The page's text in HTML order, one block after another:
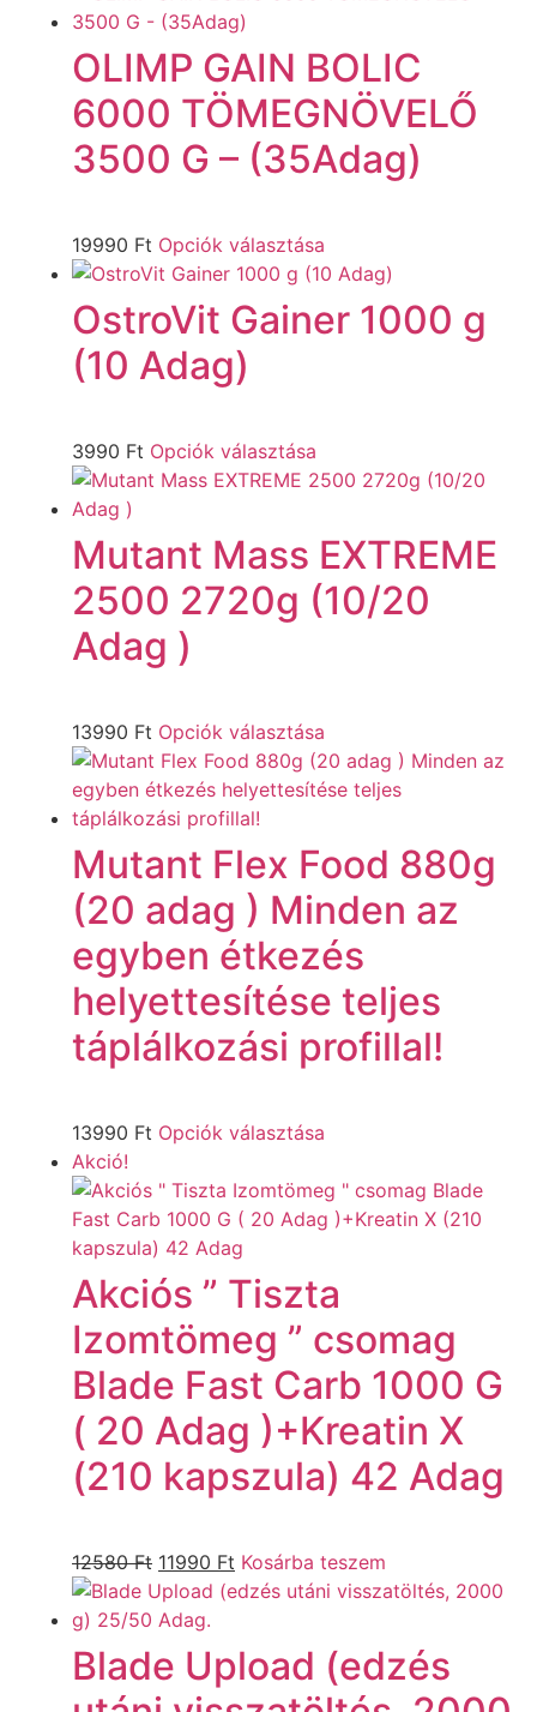
OLIMP GAIN BOLIC
6000 TÖMEGNÖVELŐ
3500 G – (35Adag)
19990 Ft Opciók választása
OstroVit Gainer 1000 g
(10 Adag)
3990 Ft Opciók választása
Mutant Mass EXTREME
2500 2720g (10/20
Adag )
13990 Ft Opciók választása
Mutant Flex Food 880g
(20 adag ) Minden az
egyben étkezés
helyettesítése teljes
táplálkozási profillal!
13990 Ft Opciók választása
Akció!
Akciós ” Tiszta
Izomtömeg ” csomag
Blade Fast Carb 1000 G
( 20 Adag )+Kreatin X
(210 kapszula) 42 Adag
12580Ft 11990 Ft Kosárba teszem
Blade Upload (edzés